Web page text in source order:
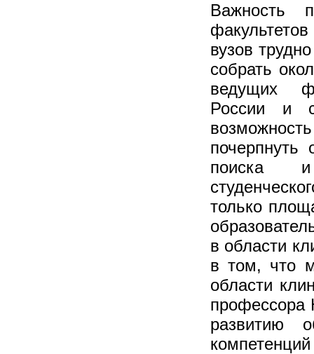
Важность
вузов
собрать
ведущих
России и
почерпнуть
поиска и
только
в области
в том, что
области
профессора
развитию